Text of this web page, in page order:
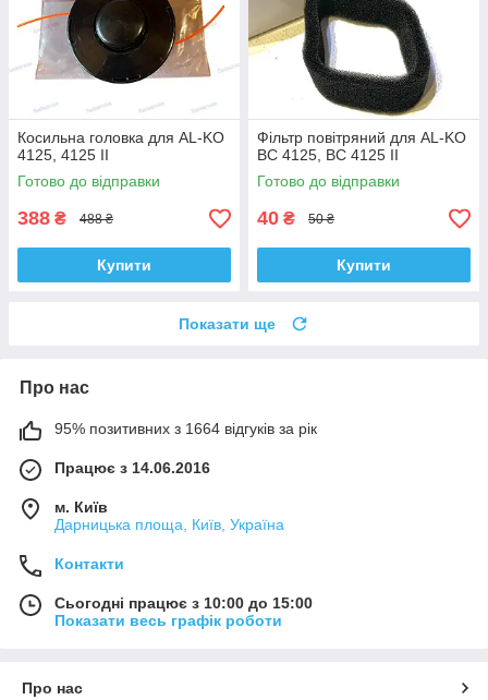
Косильна головка для AL-KO
4125, 4125 II
Готово до відправки
388 ₴ 488 ₴
Купити
Фільтр повітряний для AL-KO
BC 4125, BC 4125 II
Готово до відправки
40 ₴ 50 ₴
Купити
Показати ще
Про нас
95% позитивних з 1664 відгуків за рік
Працює з 14.06.2016
м. Київ
Дарницька площа, Київ, Україна
Контакти
Сьогодні працює з 10:00 до 15:00
Показати весь графік роботи
Про нас